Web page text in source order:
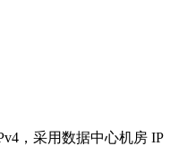
，采用数据中心机房 IP